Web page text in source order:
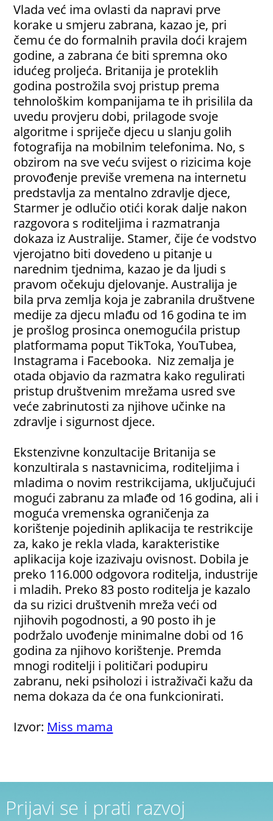
Vlada već ima ovlasti da napravi prve
korake u smjeru zabrana, kazao je, pri
čemu će do formalnih pravila doći krajem
godine, a zabrana će biti spremna oko
idućeg proljeća. Britanija je proteklih
godina postrožila svoj pristup prema
tehnološkim kompanijama te ih prisilila da
uvedu provjeru dobi, prilagode svoje
algoritme i spriječe djecu u slanju golih
fotografija na mobilnim telefonima. No, s
obzirom na sve veću svijest o rizicima koje
provođenje previše vremena na internetu
predstavlja za mentalno zdravlje djece,
Starmer je odlučio otići korak dalje nakon
razgovora s roditeljima i razmatranja
dokaza iz Australije. Stamer, čije će vodstvo
vjerojatno biti dovedeno u pitanje u
narednim tjednima, kazao je da ljudi s
pravom očekuju djelovanje. Australija je
bila prva zemlja koja je zabranila društvene
medije za djecu mlađu od 16 godina te im
je prošlog prosinca onemogućila pristup
platformama poput TikToka, YouTubea,
Instagrama i Facebooka. Niz zemalja je
otada objavio da razmatra kako regulirati
pristup društvenim mrežama usred sve
veće zabrinutosti za njihove učinke na
zdravlje i sigurnost djece.
Ekstenzivne konzultacije Britanija se
konzultirala s nastavnicima, roditeljima i
mladima o novim restrikcijama, uključujući
mogući zabranu za mlađe od 16 godina, ali i
moguća vremenska ograničenja za
korištenje pojedinih aplikacija te restrikcije
za, kako je rekla vlada, karakteristike
aplikacija koje izazivaju ovisnost. Dobila je
preko 116.000 odgovora roditelja, industrije
i mladih. Preko 83 posto roditelja je kazalo
da su rizici društvenih mreža veći od
njihovih pogodnosti, a 90 posto ih je
podržalo uvođenje minimalne dobi od 16
godina za njihovo korištenje. Premda
mnogi roditelji i političari podupiru
zabranu, neki psiholozi i istraživači kažu da
nema dokaza da će ona funkcionirati.
Izvor: Miss mama
Prijavi se i prati razvoj